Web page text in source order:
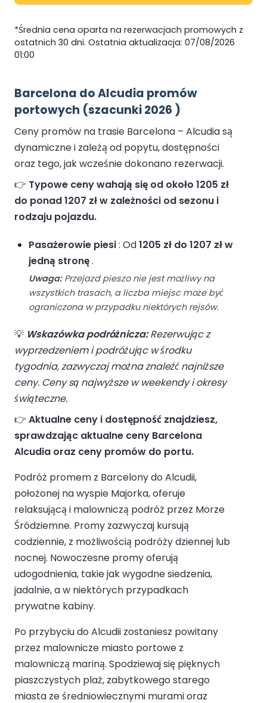
*Średnia cena oparta na rezerwacjach promowych z
ostatnich 30 dni. Ostatnia aktualizacja: 07/08/2026
01:00
Barcelona do Alcudia promów
portowych (szacunki 2026 )
Ceny promów na trasie Barcelona – Alcudia są
dynamiczne i zależą od popytu, dostępności
oraz tego, jak wcześnie dokonano rezerwacji.
👉 Typowe ceny wahają się od około 1205 zł
do ponad 1207 zł w zależności od sezonu i
rodzaju pojazdu.
Pasażerowie piesi: Od1205 zł do 1207 zł w
jedną stronę.
Uwaga:Przejazd pieszo nie jest możliwy na
wszystkich trasach, a liczba miejsc może być
ograniczona w przypadku niektórych rejsów.
💡 Wskazówka podróżnicza:Rezerwując z
wyprzedzeniem i podróżując w środku
tygodnia, zazwyczaj można znaleźć najniższe
ceny. Ceny są najwyższe w weekendy i okresy
świąteczne.
👉 Aktualne ceny i dostępność znajdziesz,
sprawdzając aktualne ceny Barcelona
Alcudia oraz ceny promów do portu.
Podróż promem z Barcelony do Alcudii,
położonej na wyspie Majorka, oferuje
relaksującą i malowniczą podróż przez Morze
Śródziemne. Promy zazwyczaj kursują
codziennie, z możliwością podróży dziennej lub
nocnej. Nowoczesne promy oferują
udogodnienia, takie jak wygodne siedzenia,
jadalnie, a w niektórych przypadkach
prywatne kabiny.
Po przybyciu do Alcudii zostaniesz powitany
przez malownicze miasto portowe z
malowniczą mariną. Spodziewaj się pięknych
piaszczystych plaż, zabytkowego starego
miasta ze średniowiecznymi murami oraz